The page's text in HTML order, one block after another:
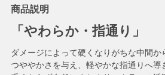
商品説明
「やわらか・指通り」
ダメージによって硬くなりがちな中間か
つややかさを与え、軽やかな指通りへ導